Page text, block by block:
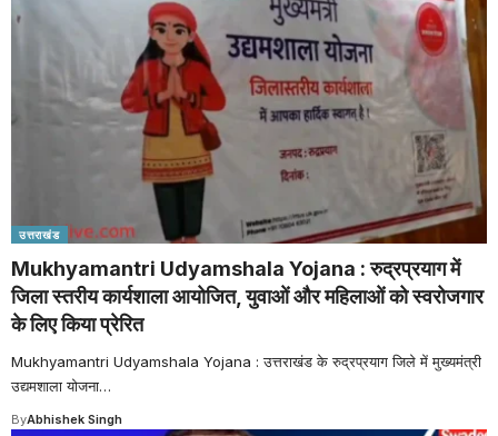
उत्तराखंड
Mukhyamantri Udyamshala Yojana : रुद्रप्रयाग में
जिला स्तरीय कार्यशाला आयोजित, युवाओं और महिलाओं को स्वरोजगार
के लिए किया प्रेरित
Mukhyamantri Udyamshala Yojana : उत्तराखंड के रुद्रप्रयाग जिले में मुख्यमंत्री
उद्यमशाला योजना…
ByAbhishek Singh